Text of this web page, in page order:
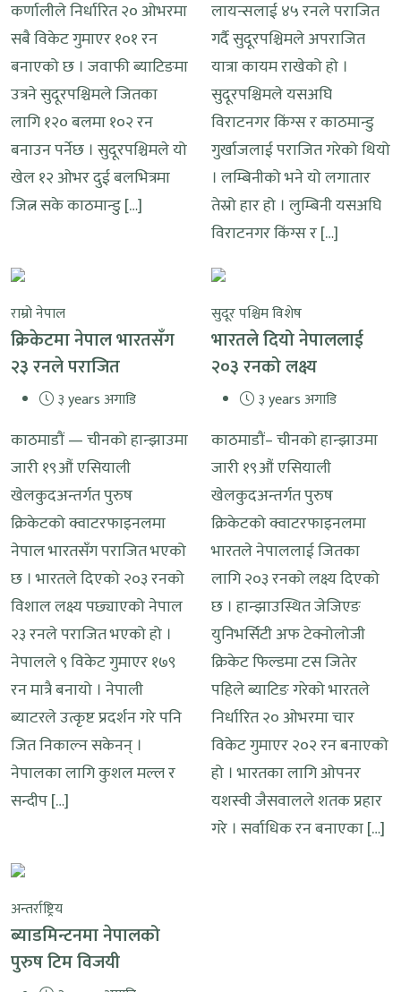
कर्णालीले निर्धारित २० ओभरमा
सबै विकेट गुमाएर १०१ रन
बनाएको छ । जवाफी ब्याटिङमा
उत्रने सुदूरपश्चिमले जितका
लागि १२० बलमा १०२ रन
बनाउन पर्नेछ । सुदूरपश्चिमले यो
खेल १२ ओभर दुई बलभित्रमा
जित्न सके काठमान्डु […]
लायन्सलाई ४५ रनले पराजित
गर्दै सुदूरपश्चिमले अपराजित
यात्रा कायम राखेको हो ।
सुदूरपश्चिमले यसअघि
विराटनगर किंग्स र काठमान्डु
गुर्खाजलाई पराजित गरेको थियो
। लम्बिनीको भने यो लगातार
तेस्रो हार हो । लुम्बिनी यसअघि
विराटनगर किंग्स र […]
राम्रो नेपाल
क्रिकेटमा नेपाल भारतसँग
२३ रनले पराजित
३ years अगाडि
काठमाडौं — चीनको हान्झाउमा
जारी १९औं एसियाली
खेलकुदअन्तर्गत पुरुष
क्रिकेटको क्वाटरफाइनलमा
नेपाल भारतसँग पराजित भएको
छ । भारतले दिएको २०३ रनको
विशाल लक्ष्य पछ्याएको नेपाल
२३ रनले पराजित भएको हो ।
नेपालले ९ विकेट गुमाएर १७९
रन मात्रै बनायो । नेपाली
ब्याटरले उत्कृष्ट प्रदर्शन गरे पनि
जित निकाल्न सकेनन् ।
नेपालका लागि कुशल मल्ल र
सन्दीप […]
सुदूर पश्चिम विशेष
भारतले दियो नेपाललाई
२०३ रनको लक्ष्य
३ years अगाडि
काठमाडौं– चीनको हान्झाउमा
जारी १९औं एसियाली
खेलकुदअन्तर्गत पुरुष
क्रिकेटको क्वाटरफाइनलमा
भारतले नेपाललाई जितका
लागि २०३ रनको लक्ष्य दिएको
छ । हान्झाउस्थित जेजिएङ
युनिभर्सिटी अफ टेक्नोलोजी
क्रिकेट फिल्डमा टस जितेर
पहिले ब्याटिङ गरेको भारतले
निर्धारित २० ओभरमा चार
विकेट गुमाएर २०२ रन बनाएको
हो । भारतका लागि ओपनर
यशस्वी जैसवालले शतक प्रहार
गरे । सर्वाधिक रन बनाएका […]
अन्तर्राष्ट्रिय
ब्याडमिन्टनमा नेपालको
पुरुष टिम विजयी